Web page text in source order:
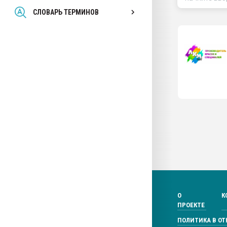
СЛОВАРЬ ТЕРМИНОВ
Всё, что касается
ПЕРЕЙТИ НА
О
ПРОЕКТЕ
ПОЛИТИКА В